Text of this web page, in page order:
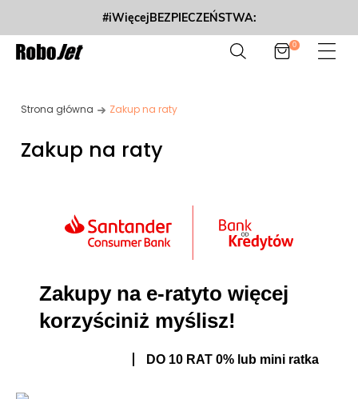
#iWięcejBEZPIECZEŃSTWA:
0
Strona główna Zakup na raty
Zakup na raty
Zakupy na e-ratyto więcej
korzyściniż myślisz!
DO 10 RAT 0% lub mini ratka